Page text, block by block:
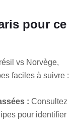
pour ce
vs Norvège,
faciles à suivre :
: Consultez
pour identifier